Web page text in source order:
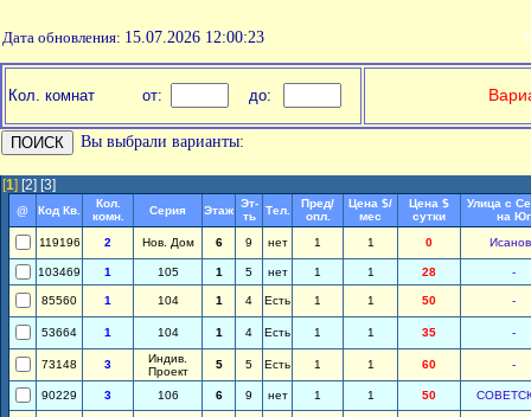
Дата обновления: 15.07.2026 12:00:23
Кол. комнат от: до:
Вы выбрали варианты:
[1] [2] [3]
@ Код Кв.
Кол.
комн.
Серия Этаж
Эт-
ть
Тел.
Пред/
опл.
Цена $/
мес
Цена $
сутки
Улица с
на Юг
119196
2 Нов. Дом 6 9 нет 1 1 0
103469 1 105 1 5 нет 1 1 28 -
85560 1 104 1 4 Есть 1 1 50 -
53664 1 104 1 4 Есть 1 1 35 -
73148 3
Индив.
Проект
5 5 Есть 1 1 60 -
90229 3 106 6 9 нет 1 1 50